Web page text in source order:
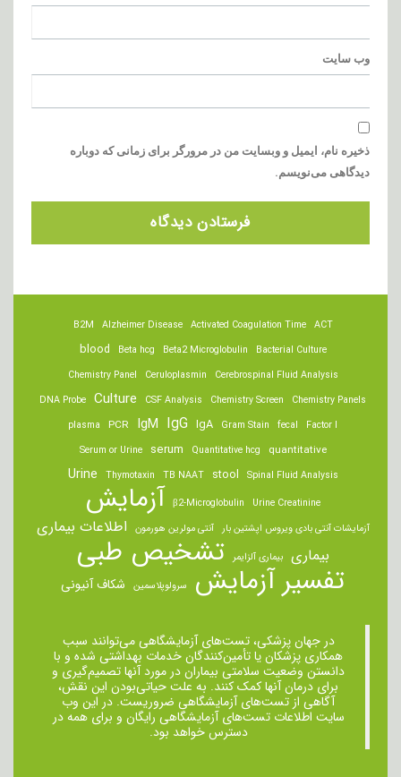
وب‌ سایت
ذخیره نام، ایمیل و وبسایت من در مرورگر برای زمانی که دوباره
دیدگاهی می‌نویسم.
ACT
Activated Coagulation Time
Alzheimer Disease
B2M
Bacterial Culture
Beta2 Microglobulin
Beta hcg
blood
Cerebrospinal Fluid Analysis
Ceruloplasmin
Chemistry Panel
Chemistry Panels
Chemistry Screen
CSF Analysis
Culture
DNA Probe
Factor I
fecal
Gram Stain
IgA
IgG
IgM
PCR
plasma
quantitative
Quantitative hcg
serum
Serum or Urine
Spinal Fluid Analysis
stool
TB NAAT
Thymotaxin
Urine
Urine Creatinine
β2-Microglobulin آزمایش
آزمایشات آنتی بادی ویروس اپشتین بار آنتی مولرین هورمون اطلاعات بیماری
بیماری بیماری آلزایمر تشخیص طبی
تفسیر آزمایش سرولوپلاسمین شکاف آنیونی
در جهان پزشکی، تست‌های آزمایشگاهی می‌توانند سبب
همکاری پزشکان یا تأمین‌کنندگان خدمات بهداشتی شده و با
دانستن وضعیت سلامتی بیماران در مورد آنها تصمیم‌گیری و
برای درمان ‌آنها کمک کنند. به علت حیاتی‌بودن این نقش،
آگاهی از تست‌های آزمایشگاهی ضروریست. در این وب
سایت اطلاعات تست‌های آزمایشگاهی رایگان و برای همه در
دسترس خواهد بود.